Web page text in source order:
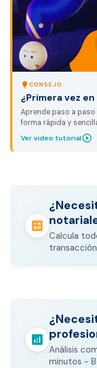
lightbulb CONSEJO
¿Primera vez
Aprende paso a
forma rápida y
Ver video tutorialplay_circle_outline
calculate
Calcula
Los
otros
valor del
analytics
Análisis
minutos -